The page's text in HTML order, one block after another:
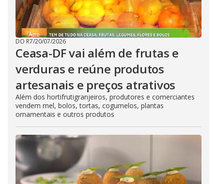
DO R7/20/07/2026
Ceasa-DF vai além de frutas e
verduras e reúne produtos
artesanais e preços atrativos
Além dos hortifrutigranjeiros, produtores e comerciantes
vendem mel, bolos, tortas, cogumelos, plantas
ornamentais e outros produtos